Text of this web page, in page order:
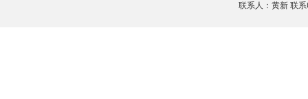
联系人：黄新 联